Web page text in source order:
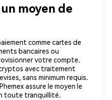
moyen de
comme cartes de
bancaires ou
votre compte.
avec traitement
sans minimum requis.
assure le moyen le
toute tranquillité.